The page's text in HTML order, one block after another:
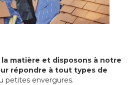
matière et disposons à notre
répondre à tout types de
petites envergures.